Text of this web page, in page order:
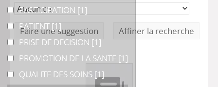
Faire une suggestion Affiner la recherche
PARTICIPATION
PARTICIPATION [1]
PATIENT
PATIENT [1]
PRISE DE DECISION
PRISE DE DECISION [1]
PROMOTION DE LA SANTE
PROMOTION DE LA SANTE [1]
QUALITE DES SOINS
QUALITE DES SOINS [1]